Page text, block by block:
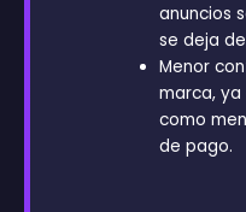
anuncios
se deja
Menor
marca, ya
como
de pago.